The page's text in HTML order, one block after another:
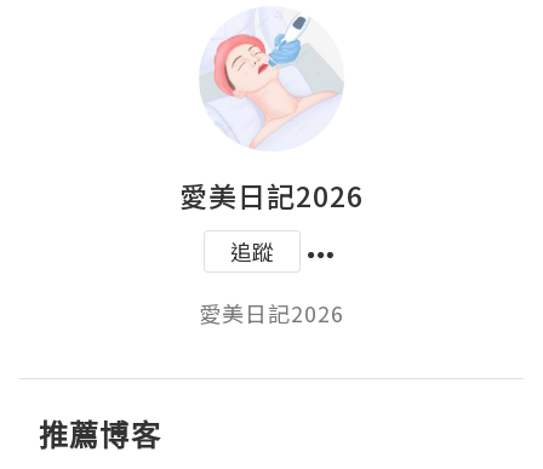
愛美日記2026
追蹤
愛美日記2026
推薦博客